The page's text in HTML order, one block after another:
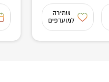
שמירה
למועדפים